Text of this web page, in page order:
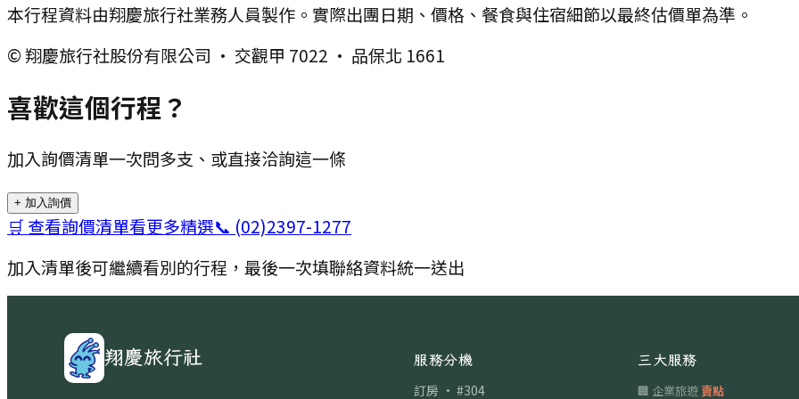
本行程資料由翔慶旅行社業務人員製作。實際出團日期、價格、餐食與住宿細節以最終估價單為準。
© 翔慶旅行社股份有限公司 · 交觀甲 7022 · 品保北 1661
喜歡這個行程？
加入詢價清單一次問多支、或直接洽詢這一條
+ 加入詢價
🛒 查看詢價清單看更多精選📞 (02)2397-1277
加入清單後可繼續看別的行程，最後一次填聯絡資料統一送出
翔慶旅行社 服務分機
訂房 · #304
三大服務
🏢 企業旅遊賣點